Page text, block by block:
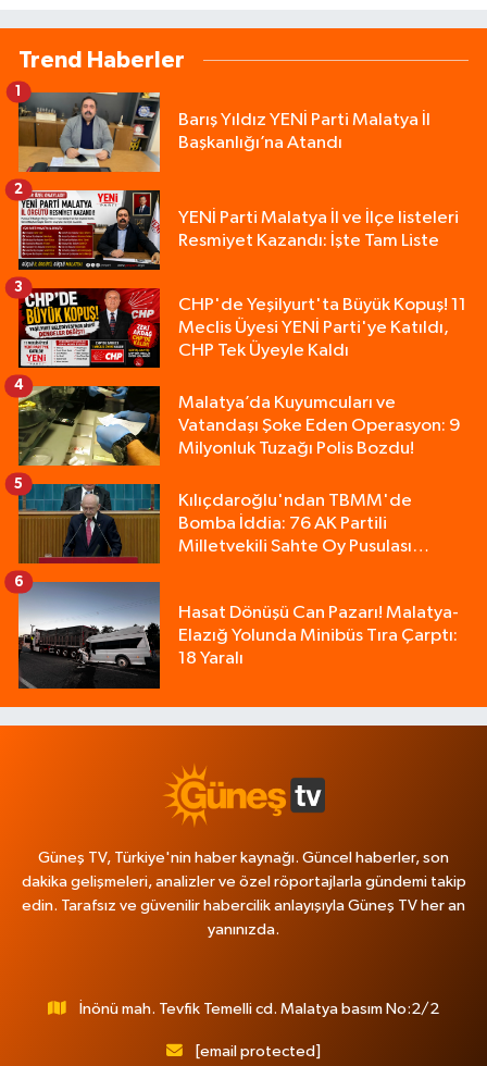
Trend Haberler
Barış Yıldız YENİ Parti Malatya İl
Başkanlığı’na Atandı
1
YENİ Parti Malatya İl ve İlçe listeleri
Resmiyet Kazandı: İşte Tam Liste
2
CHP'de Yeşilyurt'ta Büyük Kopuş! 11
Meclis Üyesi YENİ Parti'ye Katıldı,
CHP Tek Üyeyle Kaldı
3
Malatya’da Kuyumcuları ve
Vatandaşı Şoke Eden Operasyon: 9
Milyonluk Tuzağı Polis Bozdu!
4
Kılıçdaroğlu'ndan TBMM'de
Bomba İddia: 76 AK Partili
Milletvekili Sahte Oy Pusulası
5
Hasat Dönüşü Can Pazarı! Malatya-
Elazığ Yolunda Minibüs Tıra Çarptı:
18 Yaralı
6
Güneş TV, Türkiye'nin haber kaynağı. Güncel haberler, son
dakika gelişmeleri, analizler ve özel röportajlarla gündemi takip
edin. Tarafsız ve güvenilir habercilik anlayışıyla Güneş TV her an
yanınızda.
İnönü mah. Tevfik Temelli cd. Malatya basım No:2/2
[email protected]